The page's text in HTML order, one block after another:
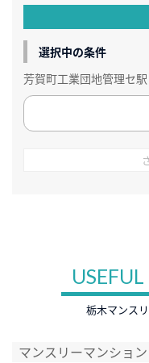
選択中の条件
芳賀町工業団地管理セ駅
栃木マンス
マンスリーマンショ